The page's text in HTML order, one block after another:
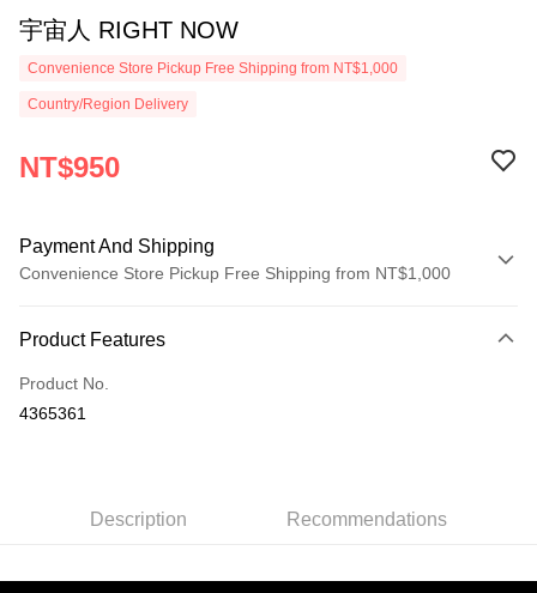
宇宙人 RIGHT NOW
Convenience Store Pickup Free Shipping from NT$1,000
Country/Region Delivery
NT$950
Payment And Shipping
Convenience Store Pickup Free Shipping from NT$1,000
Credit Card (Full Payment)
Convenience Store Pickup and Pay
Easy Wallet
Product Features
Product No.
4365361
Description Recommendations